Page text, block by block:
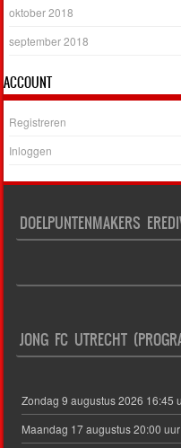
oktober 2018
september 2018
ACCOUNT
Registreren
Inloggen
DOELPUNTENMAKERS
JONG FC UTRECHT
Zondag 9 augustus 2026 16:45
Maandag 17 augustus 20:00